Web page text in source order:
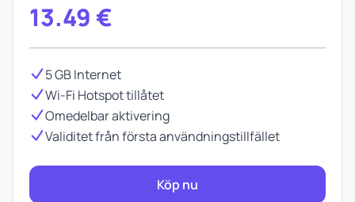
13.49 €
5 GB Internet
Wi-Fi Hotspot tillåtet
Omedelbar aktivering
Validitet från första användningstillfället
Köp nu